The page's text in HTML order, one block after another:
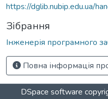
https://dglib.nubip.edu.ua/
Зібрання
Інженерія програмного
Повна інформація
DSpace software